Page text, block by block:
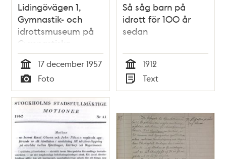
Lidingövägen 1,
Gymnastik- och
idrottsmuseum på
Gymnastiska
Centralinstitutet.
GCI-flickorna fr. v.
Barbro Carlson och
Gunnel Berg
premiärbesöker
museet och poserar
för SvD:s fotograf
på en ""häst""
Tid
17 december 1957
Typ
Foto
Så såg barn på
idrott för 100 år
sedan
Tid
1912
Typ
Text